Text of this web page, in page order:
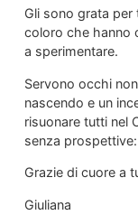
Gli sono grata
coloro che hanno
a sperimentare.
Servono occhi
nascendo e un
risuonare tutti nel
senza
Grazie di cuore a
Giuliana